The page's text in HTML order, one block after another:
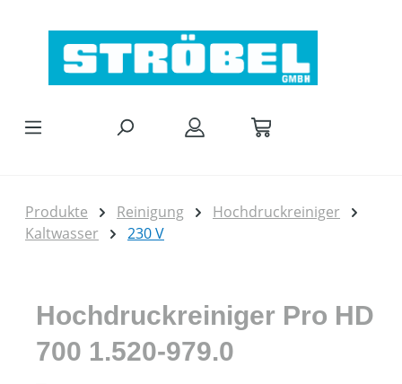
Produkte Reinigung
Hochdruckreiniger
Kaltwasser
230 V
Hochdruckreiniger Pro HD
700 1.520-979.0